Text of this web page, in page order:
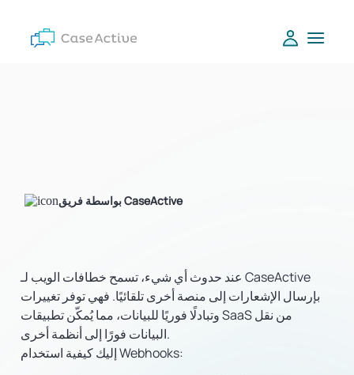
بواسطة فريق CaseActive
عند حدوث أي شيء، تسمح خطافات الويب لـ CaseActive
بإرسال الإشعارات إلى منصة أخرى تلقائيًا. فهي توفر تغييرات
وتبادلًا فوريًا للبيانات، مما يُمكّن تطبيقات SaaS من نقل
البيانات فورًا إلى أنظمة أخرى.
إليك كيفية استخدام Webhooks: